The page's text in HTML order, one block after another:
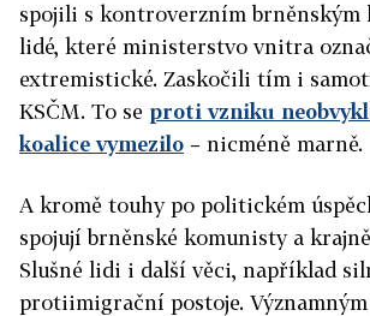
spojili s kontroverzním brněnským
lidé, které ministerstvo vnitra
extremistické. Zaskočili tím i
KSČM. To se proti vzniku
koalice vymezilo – nicméně marně.
A kromě touhy po politickém
spojují brněnské komunisty a
Slušné lidi i další věci, například
protiimigrační postoje.